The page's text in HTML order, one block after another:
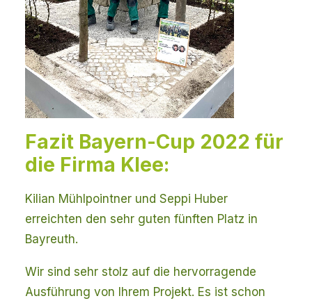
Fazit Bayern-Cup 2022 für
die Firma Klee:
Kilian Mühlpointner und Seppi Huber
erreichten den sehr guten fünften Platz in
Bayreuth.
Wir sind sehr stolz auf die hervorragende
Ausführung von Ihrem Projekt. Es ist schon